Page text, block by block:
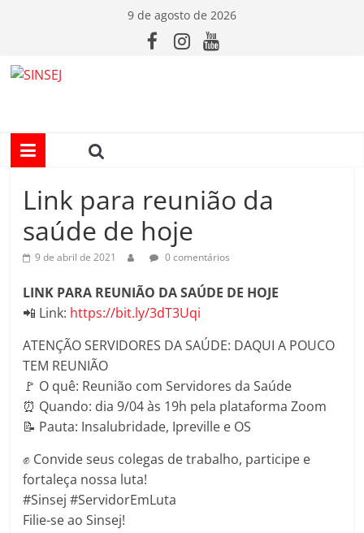
conteúdo
9 de agosto de 2026
I
N
S
E
Link para reunião da
saúde de hoje
9 de abril de 2021 0 comentários
LINK PARA REUNIÃO DA SAÚDE DE HOJE
📲 Link: https://bit.ly/3dT3Uqi
ATENÇÃO SERVIDORES DA SAÚDE: DAQUI A POUCO
TEM REUNIÃO
🚩 O quê: Reunião com Servidores da Saúde
⏰ Quando: dia 9/04 às 19h pela plataforma Zoom
📝 Pauta: Insalubridade, Ipreville e OS
✊ Convide seus colegas de trabalho, participe e
fortaleça nossa luta!
#Sinsej #ServidorEmLuta
Filie-se ao Sinsej!